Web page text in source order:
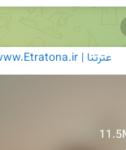
عترتنا | www.Etratona.ir